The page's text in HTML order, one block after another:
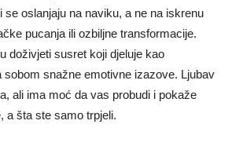
se oslanjaju na naviku, a ne na iskrenu
pucanja ili ozbiljne transformacije.
doživjeti susret koji djeluje kao
sobom snažne emotivne izazove. Ljubav
ali ima moć da vas probudi i pokaže
a šta ste samo trpjeli.